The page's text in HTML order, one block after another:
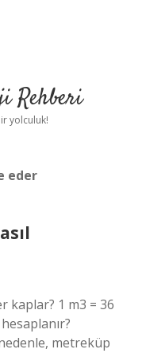
Rehberi
yolculuk!
eder
kaplar? 1 m3 = 36
metreküp